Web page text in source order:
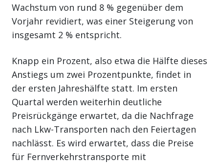
Wachstum von rund 8 % gegenüber dem
Vorjahr revidiert, was einer Steigerung von
insgesamt 2 % entspricht.
Knapp ein Prozent, also etwa die Hälfte dieses
Anstiegs um zwei Prozentpunkte, findet in
der ersten Jahreshälfte statt. Im ersten
Quartal werden weiterhin deutliche
Preisrückgänge erwartet, da die Nachfrage
nach Lkw-Transporten nach den Feiertagen
nachlässt. Es wird erwartet, dass die Preise
für Fernverkehrstransporte mit